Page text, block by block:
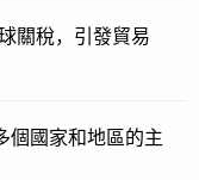
關稅，引發貿易
個國家和地區的主